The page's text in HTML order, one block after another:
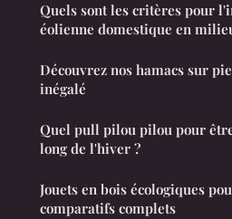
Quels sont les critères pour
éolienne domestique en
Découvrez nos hamacs sur
inégalé
Quel pull pilou pilou pour
long de l'hiver ?
Jouets en bois écologiques
comparatifs complets